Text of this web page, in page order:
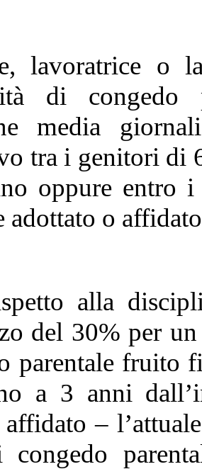
lavoratrice o
di
media
tra i genitori di
oppure entro
adottato o
alla
del 30% per
parentale fruito
a 3 anni
–
congedo